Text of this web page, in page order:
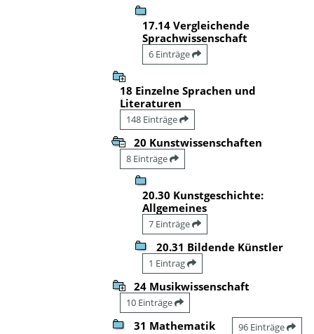
17.14 Vergleichende
Sprachwissenschaft
6 Einträge
18 Einzelne Sprachen und
Literaturen
148 Einträge
20 Kunstwissenschaften
8 Einträge
20.30 Kunstgeschichte:
Allgemeines
7 Einträge
20.31 Bildende Künstler
1 Eintrag
24 Musikwissenschaft
10 Einträge
31 Mathematik 96 Einträge